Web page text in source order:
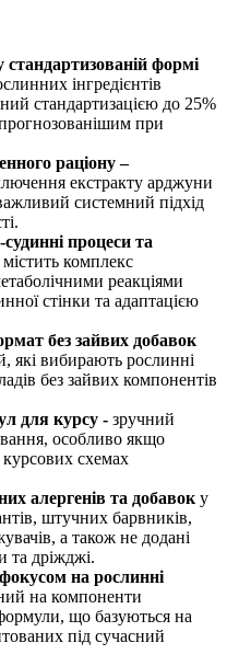
формі
інгредієнтів
стандартизацією до 25%
при
раціону –
екстракту арджуни
системний підхід
процеси та
комплекс
реакціями
стінки та адаптацією
без зайвих добавок
які вибирають рослинні
без зайвих компонентів
для курсу - зручний
особливо якщо
курсових схемах
алергенів та добавок у
штучних барвників,
а також не додані
та дріжджі.
на рослинні
на компоненти
що базуються на
під сучасний